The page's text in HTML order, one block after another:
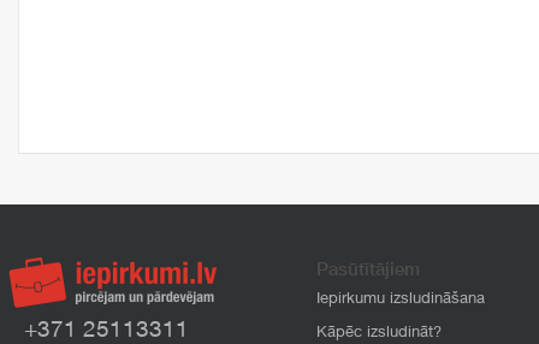
+371 25113311
Pasūtītājiem
Iepirkumu izsludināšana
Kāpēc izsludināt?